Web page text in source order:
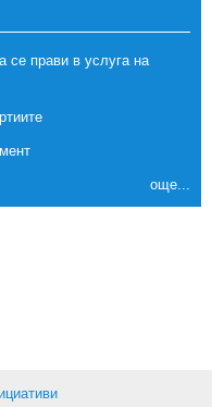
се прави в услуга на
още...